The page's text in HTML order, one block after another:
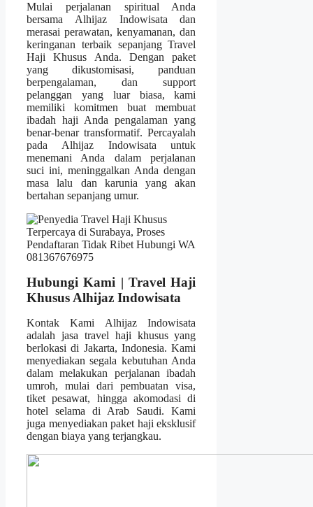
Mulai perjalanan spiritual Anda
bersama Alhijaz Indowisata dan
merasai perawatan, kenyamanan, dan
keringanan terbaik sepanjang Travel
Haji Khusus Anda. Dengan paket
yang dikustomisasi, panduan
berpengalaman, dan support
pelanggan yang luar biasa, kami
memiliki komitmen buat membuat
ibadah haji Anda pengalaman yang
benar-benar transformatif. Percayalah
pada Alhijaz Indowisata untuk
menemani Anda dalam perjalanan
suci ini, meninggalkan Anda dengan
masa lalu dan karunia yang akan
bertahan sepanjang umur.
Hubungi Kami | Travel Haji
Khusus Alhijaz Indowisata
Kontak Kami Alhijaz Indowisata
adalah jasa travel haji khusus yang
berlokasi di Jakarta, Indonesia. Kami
menyediakan segala kebutuhan Anda
dalam melakukan perjalanan ibadah
umroh, mulai dari pembuatan visa,
tiket pesawat, hingga akomodasi di
hotel selama di Arab Saudi. Kami
juga menyediakan paket haji eksklusif
dengan biaya yang terjangkau.